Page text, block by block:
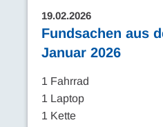
19.02.2026
Fundsachen aus
Januar 2026
1 Fahrrad
1 Laptop
1 Kette